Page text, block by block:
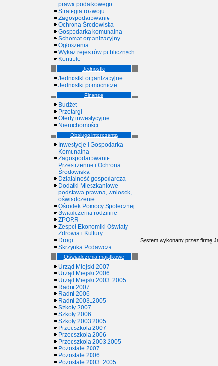
prawa podatkowego
Strategia rozwoju
Zagospodarowanie
Ochrona Środowiska
Gospodarka komunalna
Schemat organizacyjny
Ogłoszenia
Wykaz rejestrów publicznych
Kontrole
Jednostki
Jednostki organizacyjne
Jednostki pomocnicze
Finanse
Budżet
Przetargi
Oferty inwestycyjne
Nieruchomości
Obsługa interesanta
Inwestycje i Gospodarka
Komunalna
Zagospodarowanie
Przestrzenne i Ochrona
Środowiska
Działalność gospodarcza
Dodatki Mieszkaniowe -
podstawa prawna, wniosek,
oświadczenie
Ośrodek Pomocy Społecznej
Świadczenia rodzinne
ZPORR
Zespół Ekonomiki Oświaty
Zdrowia i Kultury
Drogi
Skrzynka Podawcza
Oświadczenia majątkowe
Urząd Miejski 2007
Urząd Miejski 2006
Urząd Miejski 2003..2005
Radni 2007
Radni 2006
Radni 2003..2005
Szkoły 2007
Szkoły 2006
Szkoły 2003.2005
Przedszkola 2007
Przedszkola 2006
Przedszkola 2003.2005
Pozostałe 2007
Pozostałe 2006
Pozostałe 2003..2005
System wykonany przez firmę